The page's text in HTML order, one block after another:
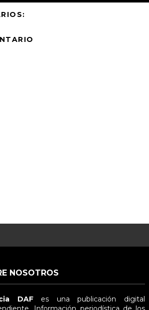
NOSOTROS
DAF es una publicación digital